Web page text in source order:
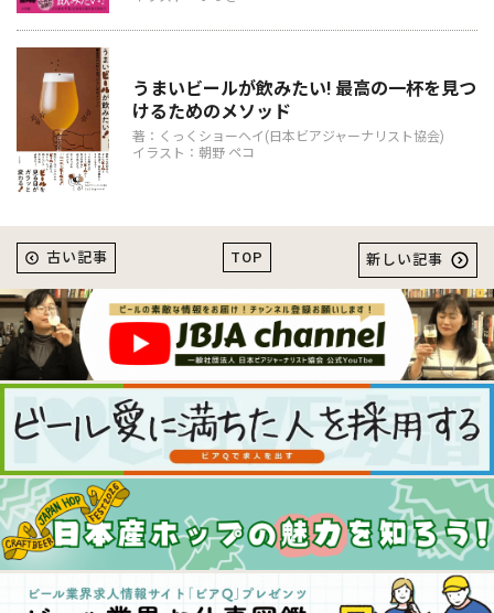
うまいビールが飲みたい! 最高の一杯を見つ
けるためのメソッド
著：くっくショーヘイ(日本ビアジャーナリスト協会)
イラスト：朝野 ペコ
TOP
古い記事 新しい記事